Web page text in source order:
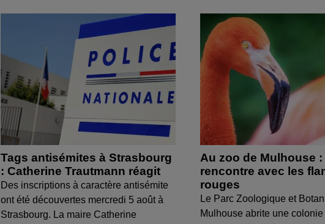
Tags antisémites à Strasbourg
: Catherine Trautmann réagit
Des inscriptions à caractère antisémite
ont été découvertes mercredi 5 août à
Strasbourg. La maire Catherine
Au zoo de Mulhouse :
rencontre avec les
rouges
Le Parc Zoologique et
Mulhouse abrite une colonie